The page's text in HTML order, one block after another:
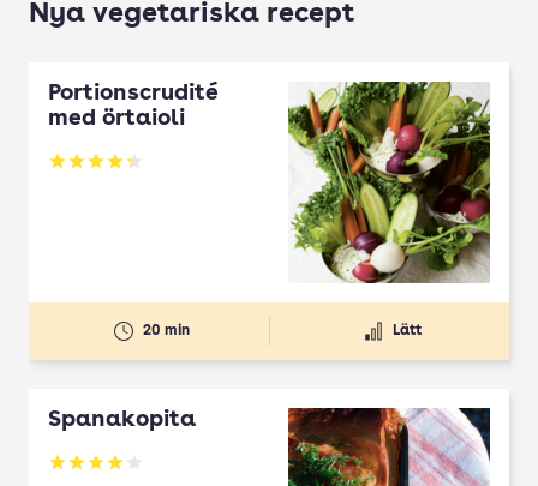
Nya vegetariska recept
Portionscrudité
med örtaioli
Betyg: 4.27 av 5
20 min Lätt
Spanakopita
Betyg: 4.1 av 5